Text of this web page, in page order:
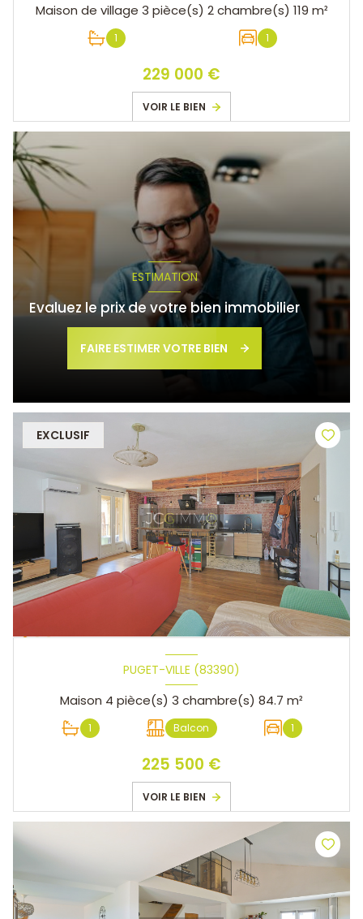
Maison de village 3 pièce(s) 2 chambre(s) 119 m²
1 1
229 000 €
VOIR LE BIEN
ESTIMATION
Evaluez le prix de votre bien immobilier
FAIRE ESTIMER VOTRE BIEN
EXCLUSIF
PUGET-VILLE (83390)
Maison 4 pièce(s) 3 chambre(s) 84.7 m²
1 Balcon 1
225 500 €
VOIR LE BIEN